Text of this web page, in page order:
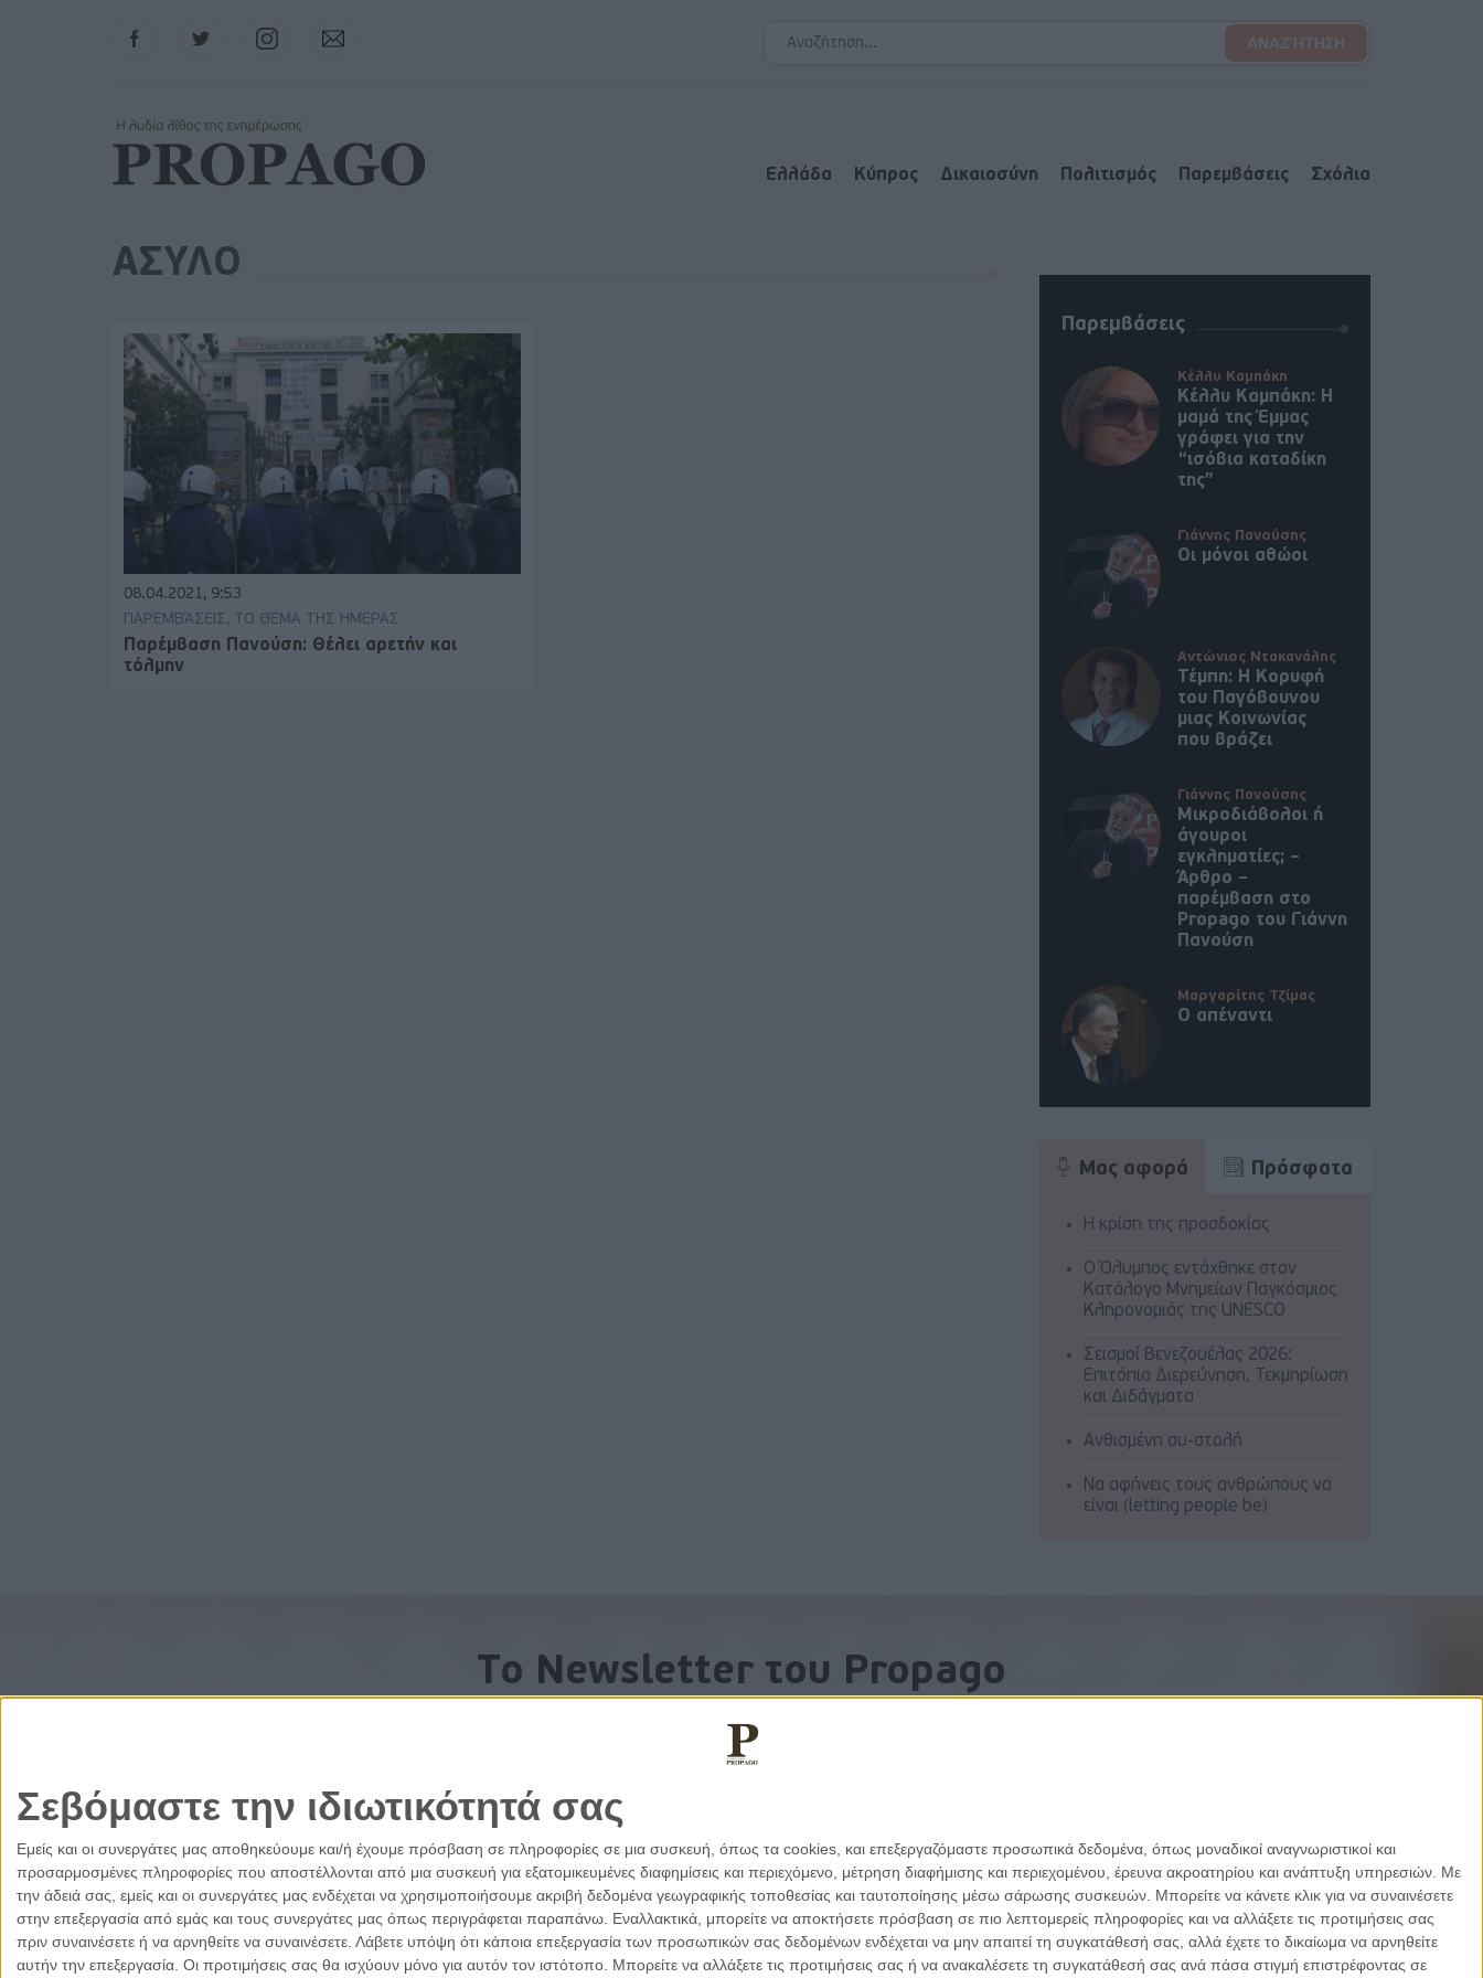
Σεβόμαστε την ιδιωτικότητά σας
Εμείς και οι συνεργάτες μας αποθηκεύουμε και/ή έχουμε πρόσβαση σε πληροφορίες σε μια συσκευή, όπως τα cookies, και επεξεργαζόμαστε προσωπικά δεδομένα, όπως μοναδικοί αναγνωριστικοί και
προσαρμοσμένες πληροφορίες που αποστέλλονται από μια συσκευή για εξατομικευμένες διαφημίσεις και περιεχόμενο, μέτρηση διαφήμισης και περιεχομένου, έρευνα ακροατηρίου και ανάπτυξη υπηρεσιών. Με
την άδειά σας, εμείς και οι συνεργάτες μας ενδέχεται να χρησιμοποιήσουμε ακριβή δεδομένα γεωγραφικής τοποθεσίας και ταυτοποίησης μέσω σάρωσης συσκευών. Μπορείτε να κάνετε κλικ για να συναινέσετε
στην επεξεργασία από εμάς και τους συνεργάτες μας όπως περιγράφεται παραπάνω. Εναλλακτικά, μπορείτε να αποκτήσετε πρόσβαση σε πιο λεπτομερείς πληροφορίες και να αλλάξετε τις προτιμήσεις σας
πριν συναινέσετε ή να αρνηθείτε να συναινέσετε. Λάβετε υπόψη ότι κάποια επεξεργασία των προσωπικών σας δεδομένων ενδέχεται να μην απαιτεί τη συγκατάθεσή σας, αλλά έχετε το δικαίωμα να αρνηθείτε
αυτήν την επεξεργασία. Οι προτιμήσεις σας θα ισχύουν μόνο για αυτόν τον ιστότοπο. Μπορείτε να αλλάξετε τις προτιμήσεις σας ή να ανακαλέσετε τη συγκατάθεσή σας ανά πάσα στιγμή επιστρέφοντας σε
FacebookTwitter InstagramContact
Ελλάδα Κύπρος Δικαιοσύνη Πολιτισμός Παρεμβάσεις Σχόλια
ΑΣΥΛΟ
08.04.2021, 9:53
ΠΑΡΕΜΒΆΣΕΙΣ, ΤΟ ΘΈΜΑ ΤΗΣ ΗΜΈΡΑΣ
Παρέμβαση Πανούση: Θέλει αρετήν και
τόλμην
Παρεμβάσεις
Κέλλυ Καμπάκη
Κέλλυ Καμπάκη: Η
μαμά της Έμμας
γράφει για την
“ισόβια καταδίκη
της”
Γιάννης Πανούσης
Οι μόνοι αθώοι
Αντώνιος Ντακανάλης
Τέμπη: Η Κορυφή
του Παγόβουνου
μιας Κοινωνίας
που βράζει
Γιάννης Πανούσης
Μικροδιάβολοι ή
άγουροι
εγκληματίες; –
Άρθρο –
παρέμβαση στο
Propago του Γιάννη
Πανούση
Μαργαρίτης Τζίμας
Ο απέναντι
Μας αφορά Πρόσφατα
Η κρίση της προσδοκίας
Ο Όλυμπος εντάχθηκε στον
Κατάλογο Μνημείων Παγκόσμιας
Κληρονομιάς της UNESCO
Σεισμοί Βενεζουέλας 2026:
Επιτόπια Διερεύνηση, Τεκμηρίωση
και Διδάγματα
Ανθισμένη συ-στολή
Να αφήνεις τους ανθρώπους να
είναι (letting people be)
To Newsletter του Propago
Λάβετε την ανάλυση της ημέρας στο email σας
Ελλάδα Κύπρος Δικαιοσύνη Πολιτισμός Παρεμβάσεις Designed by Porcupine Colors-Developed by Joinweb